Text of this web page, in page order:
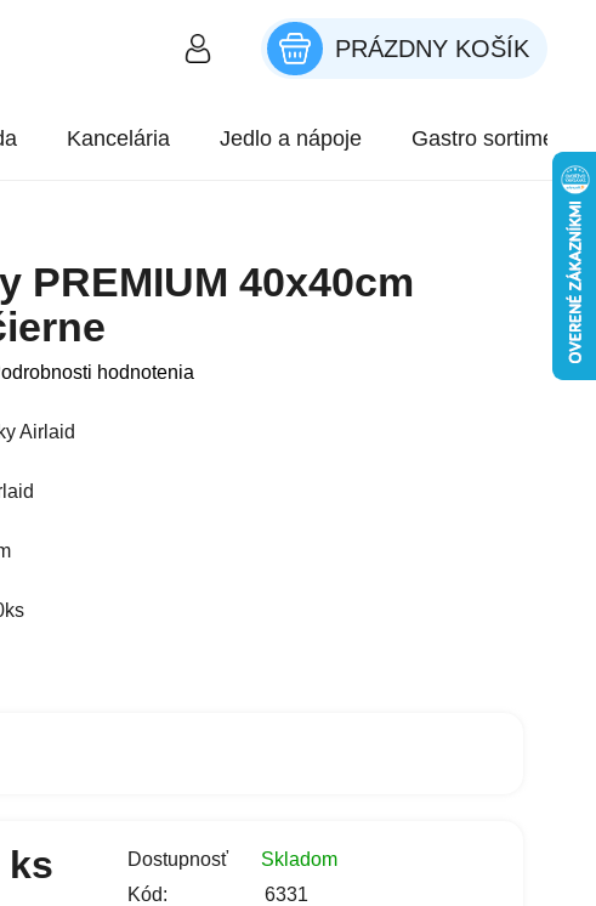
NÁKUPNÝ KOŠÍK
PRÁZDNY KOŠÍK
Kancelária Jedlo a nápoje Gastro sortiment
PREMIUM 40x40cm
produktu je 0,0 z 5 hviezdičiek.
hodnotenia
Airlaid
ks Dostupnosť
Skladom
Kód:
6331